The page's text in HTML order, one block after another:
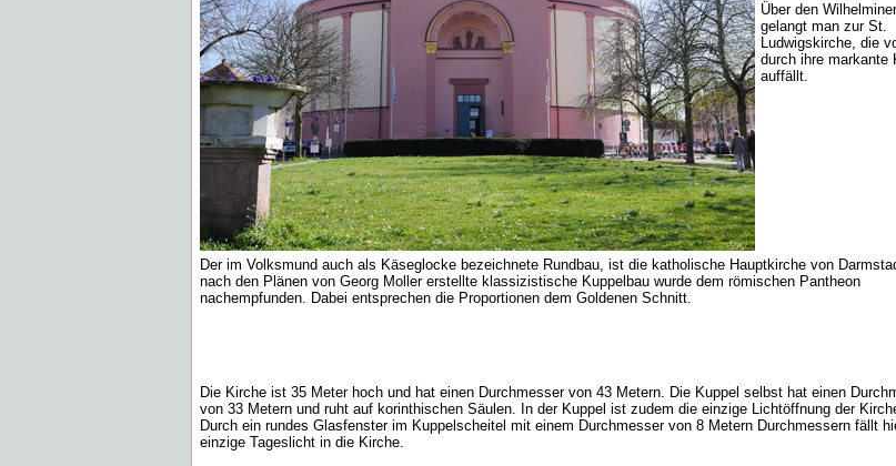
Über den
gelangt man zur St.
Ludwigskirche, die
durch ihre markante
auffällt.
Der im Volksmund auch als Käseglocke bezeichnete Rundbau, ist die katholische Hauptkirche von
nach den Plänen von Georg Moller erstellte klassizistische Kuppelbau wurde dem römischen Pantheon
nachempfunden. Dabei entsprechen die Proportionen dem Goldenen Schnitt.
Die Kirche ist 35 Meter hoch und hat einen Durchmesser von 43 Metern. Die Kuppel selbst hat einen
von 33 Metern und ruht auf korinthischen Säulen. In der Kuppel ist zudem die einzige Lichtöffnung der
Durch ein rundes Glasfenster im Kuppelscheitel mit einem Durchmesser von 8 Metern Durchmessern fällt
einzige Tageslicht in die Kirche.